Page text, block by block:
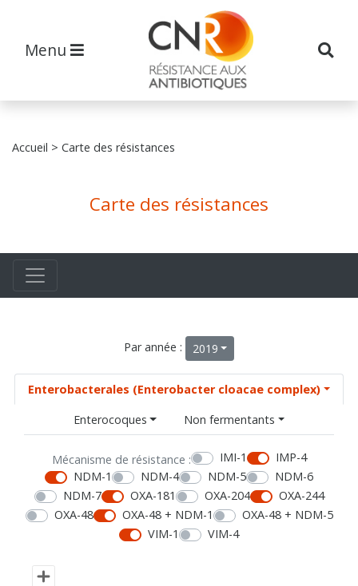
Menu
Accueil > Carte des résistances
Carte des résistances
Par année : 2019
Enterobacterales (Enterobacter cloacae complex)
Enterocoques
Non fermentants
Mécanisme de résistance : IMI-1
IMP-4
NDM-1
NDM-4 NDM-5
NDM-6
NDM-7
OXA-181 OXA-204
OXA-244
OXA-48
OXA-48 + NDM-1
OXA-48 + NDM-5
VIM-1
VIM-4